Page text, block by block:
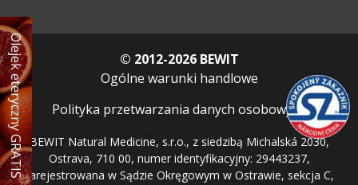
Olejek eteryczny GRATIS
© 2012-2026 BEWIT
Ogólne warunki handlowe
Polityka przetwarzania danych osobowych
BEWIT Natural Medicine, s.r.o., z siedzibą Michalská 2030,
Ostrava, 710 00, numer identyfikacyjny: 29443237,
zarejestrowana w Sądzie Okręgowym w Ostrawie, sekcja C,